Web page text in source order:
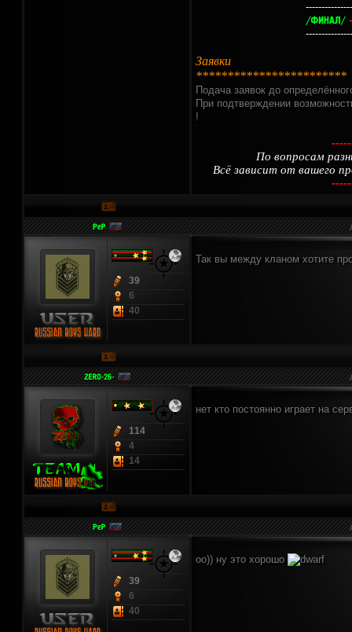
Заявки
************************
Подача заявок до
При подтверждении
!
По вопросам
Всё зависит от вашего
39
6
40
Так вы между кланом хотите
114
4
14
нет кто постоянно играет на
39
6
40
оо)) ну это хорошо